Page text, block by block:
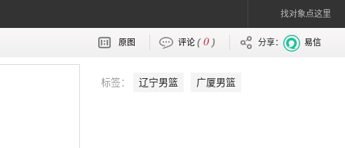
找对象点这里
原图 评论 (0 ) 分享： 易信
标签： 辽宁男篮 广厦男篮